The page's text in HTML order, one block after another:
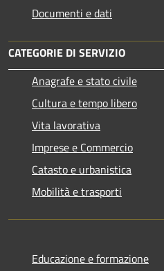
Documenti e dati
CATEGORIE DI SERVIZIO
Anagrafe e stato civile
Cultura e tempo libero
Vita lavorativa
Imprese e Commercio
Catasto e urbanistica
Mobilità e trasporti
Educazione e formazione